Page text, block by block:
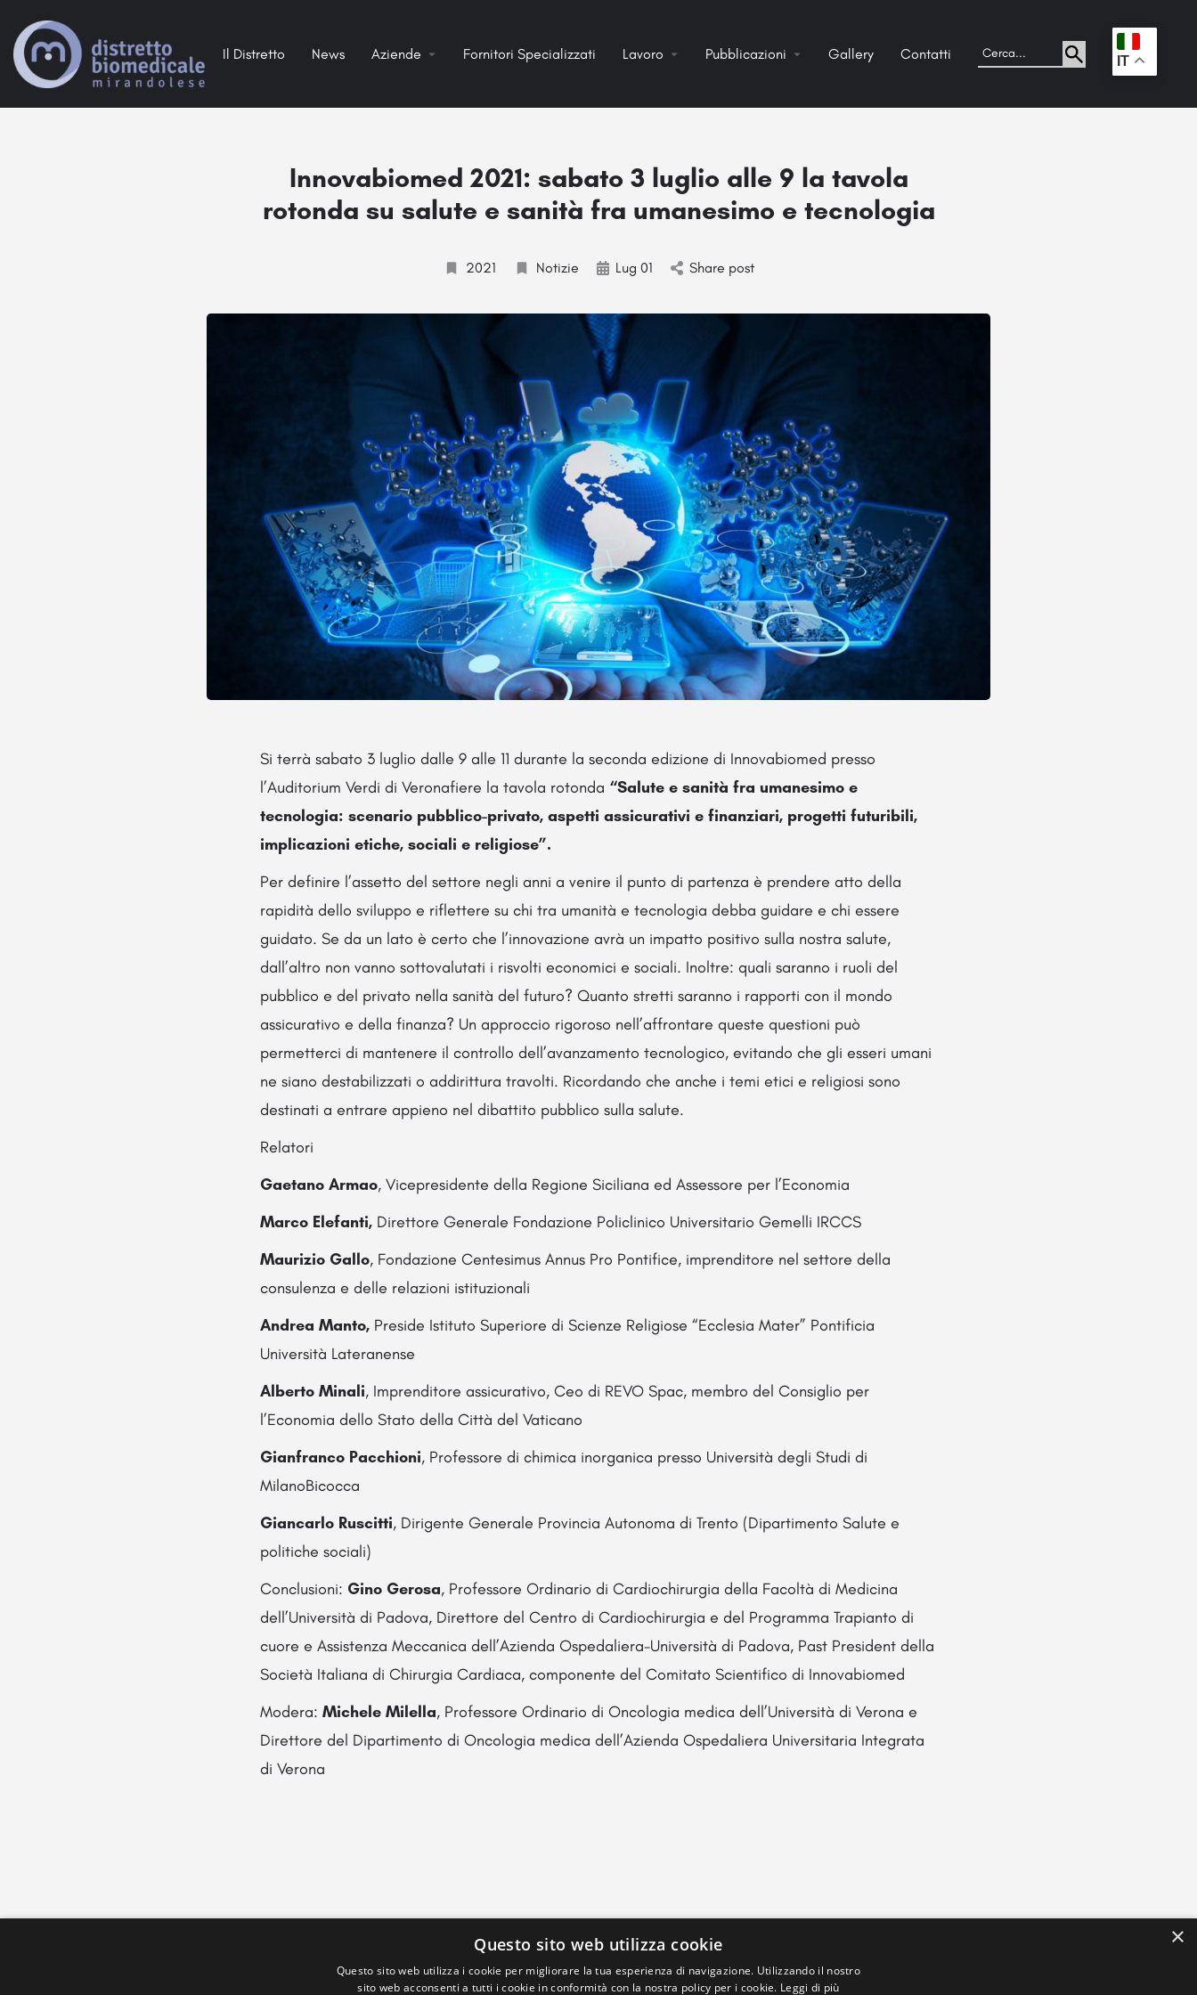
Il Distretto News Aziende Fornitori Specializzati Lavoro Pubblicazioni Gallery Contatti . IT
Innovabiomed 2021: sabato 3 luglio alle 9 la tavola
rotonda su salute e sanità fra umanesimo e tecnologia
2021 Notizie Lug 01 Share post
Si terrà sabato 3 luglio dalle 9 alle 11 durante la seconda edizione di Innovabiomed presso
l’Auditorium Verdi di Veronafiere la tavola rotonda “Salute e sanità fra umanesimo e
tecnologia: scenario pubblico-privato, aspetti assicurativi e finanziari, progetti futuribili,
implicazioni etiche, sociali e religiose”.
Per definire l’assetto del settore negli anni a venire il punto di partenza è prendere atto della
rapidità dello sviluppo e riflettere su chi tra umanità e tecnologia debba guidare e chi essere
guidato. Se da un lato è certo che l’innovazione avrà un impatto positivo sulla nostra salute,
dall’altro non vanno sottovalutati i risvolti economici e sociali. Inoltre: quali saranno i ruoli del
pubblico e del privato nella sanità del futuro? Quanto stretti saranno i rapporti con il mondo
assicurativo e della finanza? Un approccio rigoroso nell’affrontare queste questioni può
permetterci di mantenere il controllo dell’avanzamento tecnologico, evitando che gli esseri umani
ne siano destabilizzati o addirittura travolti. Ricordando che anche i temi etici e religiosi sono
destinati a entrare appieno nel dibattito pubblico sulla salute.
Relatori
Gaetano Armao, Vicepresidente della Regione Siciliana ed Assessore per l’Economia
Marco Elefanti, Direttore Generale Fondazione Policlinico Universitario Gemelli IRCCS
Maurizio Gallo, Fondazione Centesimus Annus Pro Pontifice, imprenditore nel settore della
consulenza e delle relazioni istituzionali
Andrea Manto, Preside Istituto Superiore di Scienze Religiose “Ecclesia Mater” Pontificia
Università Lateranense
Alberto Minali, Imprenditore assicurativo, Ceo di REVO Spac, membro del Consiglio per
l’Economia dello Stato della Città del Vaticano
Gianfranco Pacchioni, Professore di chimica inorganica presso Università degli Studi di
MilanoBicocca
Giancarlo Ruscitti, Dirigente Generale Provincia Autonoma di Trento (Dipartimento Salute e
politiche sociali)
Conclusioni: Gino Gerosa, Professore Ordinario di Cardiochirurgia della Facoltà di Medicina
dell’Università di Padova, Direttore del Centro di Cardiochirurgia e del Programma Trapianto di
cuore e Assistenza Meccanica dell’Azienda Ospedaliera-Università di Padova, Past President della
Società Italiana di Chirurgia Cardiaca, componente del Comitato Scientifico di Innovabiomed
Modera: Michele Milella, Professore Ordinario di Oncologia medica dell’Università di Verona e
Direttore del Dipartimento di Oncologia medica dell’Azienda Ospedaliera Universitaria Integrata
di Verona
×
Questo sito web utilizza cookie
Questo sito web utilizza i cookie per migliorare la tua esperienza di navigazione. Utilizzando il nostro
sito web acconsenti a tutti i cookie in conformità con la nostra policy per i cookie. Leggi di più